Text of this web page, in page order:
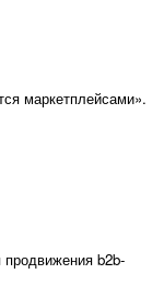
маркетплейсами».
b2b-